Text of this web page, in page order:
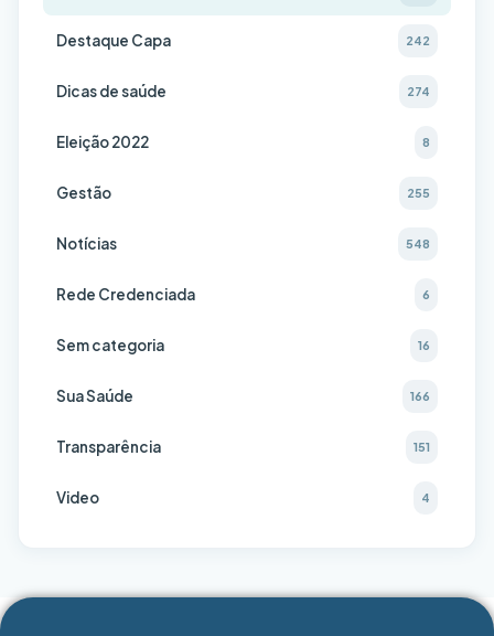
Destaque Capa 242
Dicas de saúde 274
Eleição 2022 8
Gestão 255
Notícias 548
Rede Credenciada 6
Sem categoria 16
Sua Saúde 166
Transparência 151
Video 4